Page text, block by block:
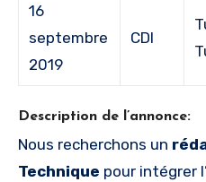
16
septembre
2019
CDI
Description de l’annonce:
Nous recherchons un
Technique pour intégrer